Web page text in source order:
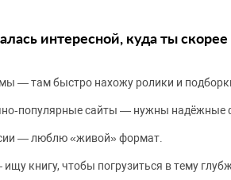
интересной, куда ты
— там быстро нахожу ролики и
сайты — нужны надёжные
— люблю «живой» формат.
книгу, чтобы погрузиться в тему